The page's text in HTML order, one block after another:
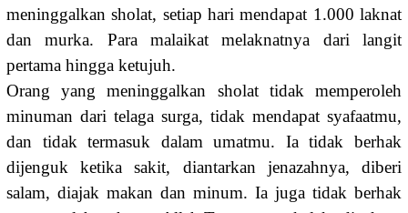
meninggalkan sholat, setiap hari mendapat 1.000 laknat
dan murka. Para malaikat melaknatnya dari langit
pertama hingga ketujuh.
Orang yang meninggalkan sholat tidak memperoleh
minuman dari telaga surga, tidak mendapat syafaatmu,
dan tidak termasuk dalam umatmu. Ia tidak berhak
dijenguk ketika sakit, diantarkan jenazahnya, diberi
salam, diajak makan dan minum. Ia juga tidak berhak